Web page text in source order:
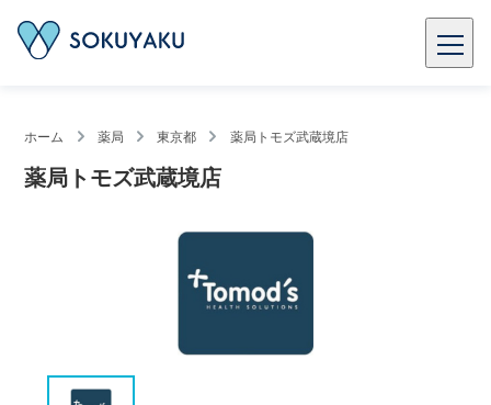
ホーム 薬局 東京都 薬局トモズ武蔵境店
薬局トモズ武蔵境店